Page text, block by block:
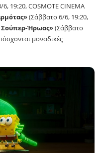
19:20, COSMOTE CINEMA
(Σάββατο 6/6, 19:20,
Σούπερ-Ήρωας»(Σάββατο
μοναδικές